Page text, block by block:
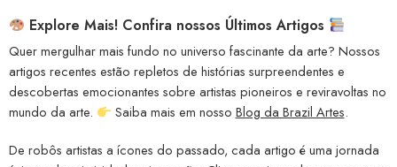
Explore Mais! Confira nossos Últimos Artigos
Quer mergulhar mais fundo no universo fascinante da arte? Nossos
artigos recentes estão repletos de histórias surpreendentes e
descobertas emocionantes sobre artistas pioneiros e reviravoltas no
mundo da arte.
Saiba mais em nosso Blog da Brazil Artes.
De robôs artistas a ícones do passado, cada artigo é uma jornada